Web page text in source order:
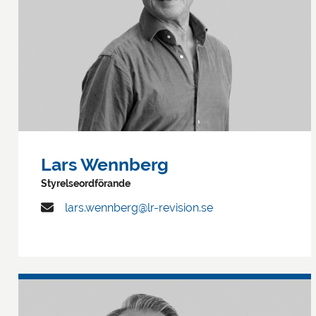
Lars Wennberg
Styrelseordförande
lars.wennberg@lr-revision.se